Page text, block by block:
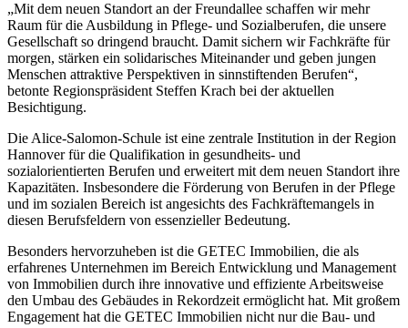
„Mit dem neuen Standort an der Freundallee schaffen wir mehr
Raum für die Ausbildung in Pflege- und Sozialberufen, die unsere
Gesellschaft so dringend braucht. Damit sichern wir Fachkräfte für
morgen, stärken ein solidarisches Miteinander und geben jungen
Menschen attraktive Perspektiven in sinnstiftenden Berufen“,
betonte Regionspräsident Steffen Krach bei der aktuellen
Besichtigung.
Die Alice-Salomon-Schule ist eine zentrale Institution in der Region
Hannover für die Qualifikation in gesundheits- und
sozialorientierten Berufen und erweitert mit dem neuen Standort ihre
Kapazitäten. Insbesondere die Förderung von Berufen in der Pflege
und im sozialen Bereich ist angesichts des Fachkräftemangels in
diesen Berufsfeldern von essenzieller Bedeutung.
Besonders hervorzuheben ist die GETEC Immobilien, die als
erfahrenes Unternehmen im Bereich Entwicklung und Management
von Immobilien durch ihre innovative und effiziente Arbeitsweise
den Umbau des Gebäudes in Rekordzeit ermöglicht hat. Mit großem
Engagement hat die GETEC Immobilien nicht nur die Bau- und